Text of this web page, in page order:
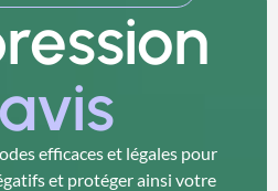
efficaces et légales pour
et protéger ainsi votre